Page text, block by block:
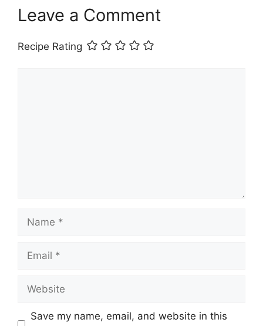
Leave a Comment
Recipe Rating
Name
Email
Website
Save my name, email, and website in this